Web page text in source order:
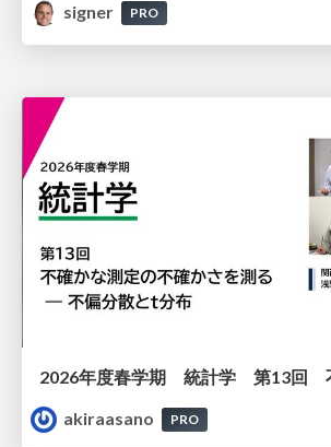
signer
PRO
akiraasano
PRO